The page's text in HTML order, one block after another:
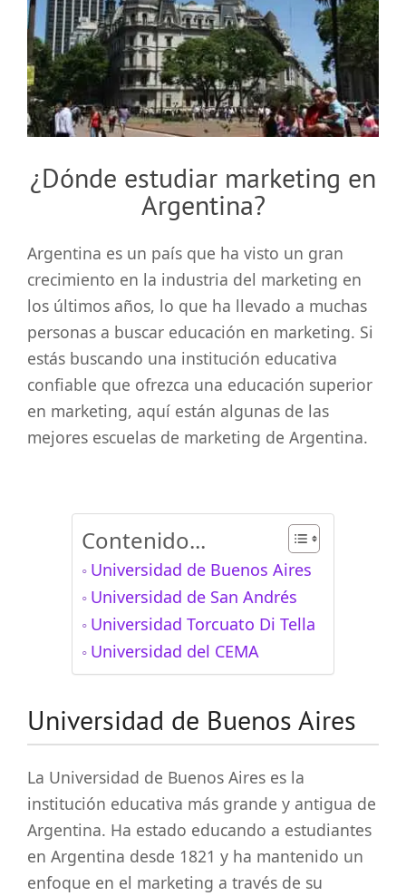
grande
¿Dónde estudiar marketing en
Argentina?
Argentina es un país que ha visto un gran
crecimiento en la industria del marketing en
los últimos años, lo que ha llevado a muchas
personas a buscar educación en marketing. Si
estás buscando una institución educativa
confiable que ofrezca una educación superior
en marketing, aquí están algunas de las
mejores escuelas de marketing de Argentina.
Contenido...
Universidad de Buenos Aires
Universidad de San Andrés
Universidad Torcuato Di Tella
Universidad del CEMA
Universidad de Buenos Aires
La Universidad de Buenos Aires es la
institución educativa más grande y antigua de
Argentina. Ha estado educando a estudiantes
en Argentina desde 1821 y ha mantenido un
enfoque en el marketing a través de su